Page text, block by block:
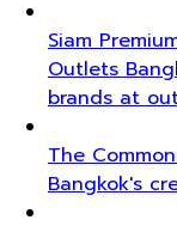
Siam
Outlets
brands at
The
Bangkok's